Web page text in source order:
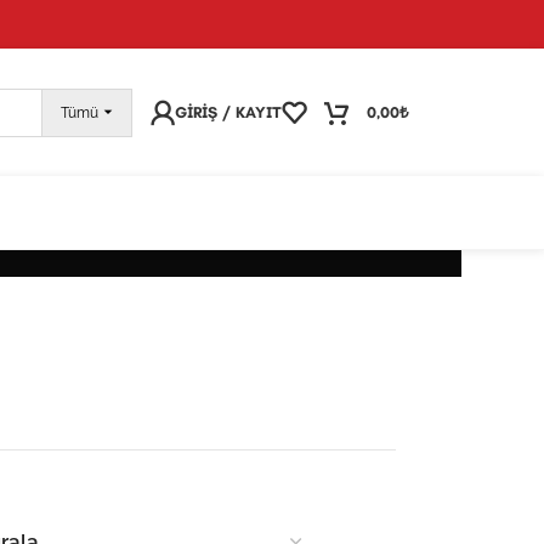
vermeye devam edebilirsiniz; tüm kargolarınız
Tümü GIRIŞ / KAYIT 0,00₺